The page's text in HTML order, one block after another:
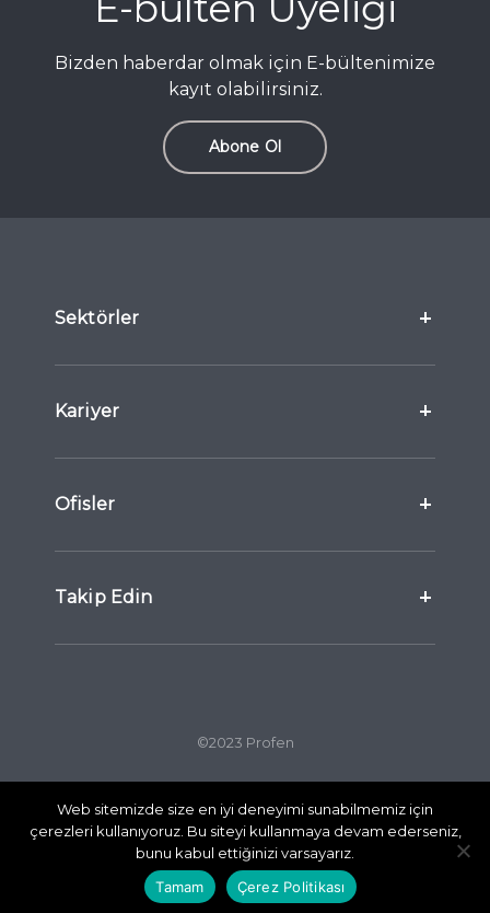
Bizden haberdar olmak için E-bültenimize
kayıt olabilirsiniz.
Abone Ol
Sektörler
Kariyer
Ofisler
Takip Edin
©2023 Profen
Gizlilik Politikası
Çerez Politikası
KVKK
Web sitemizde size en iyi deneyimi sunabilmemiz için
çerezleri kullanıyoruz. Bu siteyi kullanmaya devam ederseniz,
bunu kabul ettiğinizi varsayarız.
Tamam
Çerez Politikası